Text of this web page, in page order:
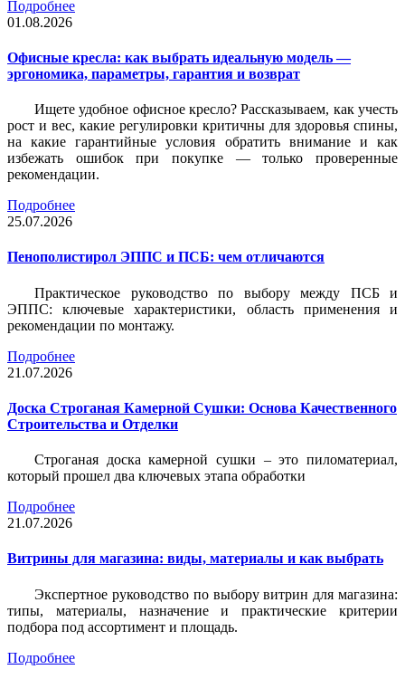
Подробнее
01.08.2026
Офисные кресла: как выбрать идеальную модель —
эргономика, параметры, гарантия и возврат
Ищете удобное офисное кресло? Рассказываем, как учесть
рост и вес, какие регулировки критичны для здоровья спины,
на какие гарантийные условия обратить внимание и как
избежать ошибок при покупке — только проверенные
рекомендации.
Подробнее
25.07.2026
Пенополистирол ЭППС и ПСБ: чем отличаются
Практическое руководство по выбору между ПСБ и
ЭППС: ключевые характеристики, область применения и
рекомендации по монтажу.
Подробнее
21.07.2026
Доска Строганая Камерной Сушки: Основа Качественного
Строительства и Отделки
Строганая доска камерной сушки – это пиломатериал,
который прошел два ключевых этапа обработки
Подробнее
21.07.2026
Витрины для магазина: виды, материалы и как выбрать
Экспертное руководство по выбору витрин для магазина:
типы, материалы, назначение и практические критерии
подбора под ассортимент и площадь.
Подробнее